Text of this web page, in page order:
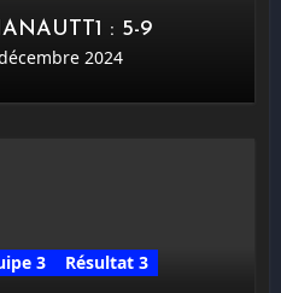
: 5-9
2024
3
Résultat 3